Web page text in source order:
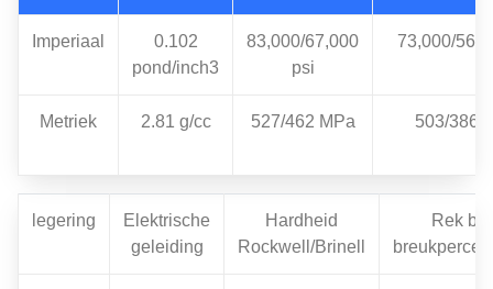
Imperiaal
0.102
pond/inch3
83,000/67,000
psi
73,000/
Metriek 2.81 g/cc 527/462 MPa 503/386
legering
Elektrische
geleiding
Hardheid
Rockwell/Brinell
Rek bij